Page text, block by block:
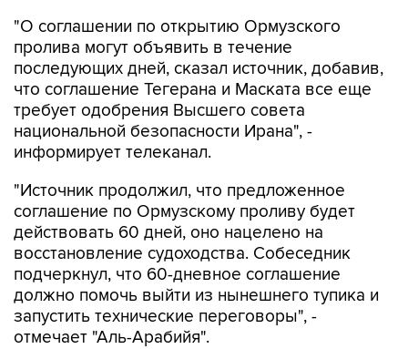
"О соглашении по открытию Ормузского
пролива могут объявить в течение
последующих дней, сказал источник, добавив,
что соглашение Тегерана и Маската все еще
требует одобрения Высшего совета
национальной безопасности Ирана", -
информирует телеканал.
"Источник продолжил, что предложенное
соглашение по Ормузскому проливу будет
действовать 60 дней, оно нацелено на
восстановление судоходства. Собеседник
подчеркнул, что 60-дневное соглашение
должно помочь выйти из нынешнего тупика и
запустить технические переговоры", -
отмечает "Аль-Арабийя".